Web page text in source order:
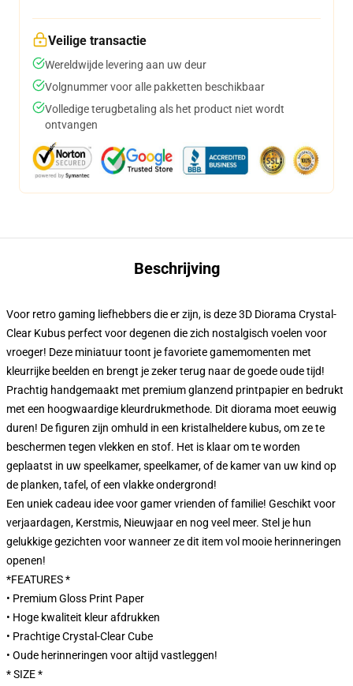
Veilige transactie
Wereldwijde levering aan uw deur
Volgnummer voor alle pakketten beschikbaar
Volledige terugbetaling als het product niet wordt
ontvangen
Beschrijving
Voor retro gaming liefhebbers die er zijn, is deze 3D Diorama Crystal-
Clear Kubus perfect voor degenen die zich nostalgisch voelen voor
vroeger! Deze miniatuur toont je favoriete gamemomenten met
kleurrijke beelden en brengt je zeker terug naar de goede oude tijd!
Prachtig handgemaakt met premium glanzend printpapier en bedrukt
met een hoogwaardige kleurdrukmethode. Dit diorama moet eeuwig
duren! De figuren zijn omhuld in een kristalheldere kubus, om ze te
beschermen tegen vlekken en stof. Het is klaar om te worden
geplaatst in uw speelkamer, speelkamer, of de kamer van uw kind op
de planken, tafel, of een vlakke ondergrond!
Een uniek cadeau idee voor gamer vrienden of familie! Geschikt voor
verjaardagen, Kerstmis, Nieuwjaar en nog veel meer. Stel je hun
gelukkige gezichten voor wanneer ze dit item vol mooie herinneringen
openen!
*FEATURES *
• Premium Gloss Print Paper
• Hoge kwaliteit kleur afdrukken
• Prachtige Crystal-Clear Cube
• Oude herinneringen voor altijd vastleggen!
* SIZE *